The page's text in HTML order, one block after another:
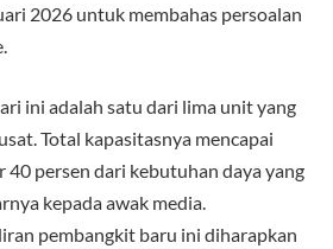
2026 untuk membahas persoalan
ini adalah satu dari lima unit yang
Total kapasitasnya mencapai
40 persen dari kebutuhan daya yang
kepada awak media.
pembangkit baru ini diharapkan